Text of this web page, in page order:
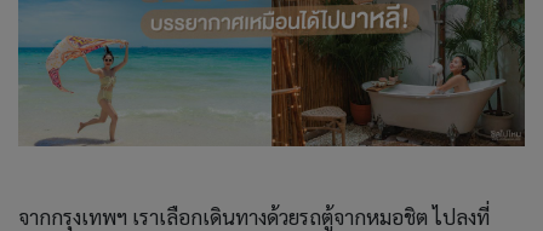
จากกรุงเทพฯ เราเลือกเดินทางด้วยรถตู้จากหมอชิต ไปลงที่